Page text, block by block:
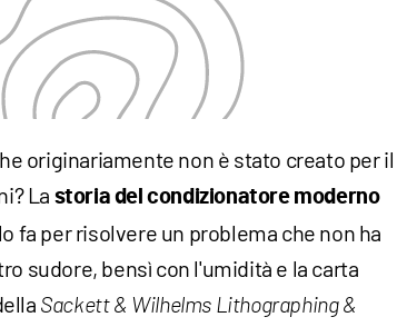
originariamente non è stato creato per il
La storia del condizionatore moderno
fa per risolvere un problema che non ha
sudore, bensì con l'umidità e la carta
Sackett & Wilhelms Lithographing &